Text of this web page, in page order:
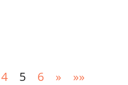
4 5 6 » »»